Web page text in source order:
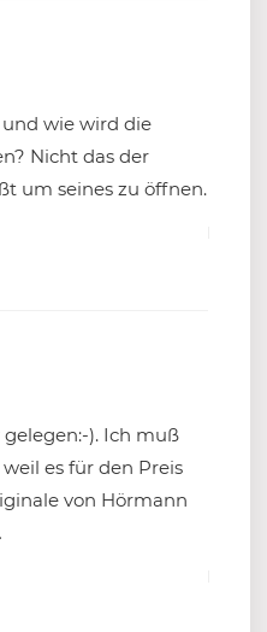
wie wird die
Nicht das der
um seines zu öffnen.
). Ich muß
es für den Preis
von Hörmann